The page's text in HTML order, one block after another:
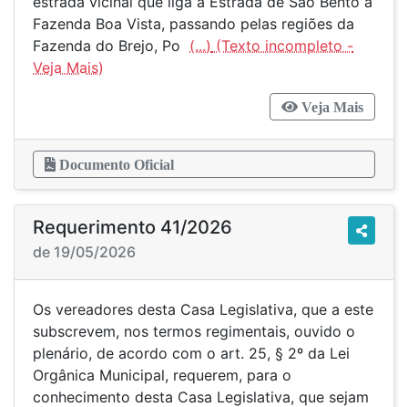
Fazenda Boa Vista, passando pelas regiões da
Fazenda do Brejo, Po (...)
Veja Mais
Documento Oficial
Requerimento 41/2026
de 19/05/2026
Os vereadores desta Casa Legislativa, que a este
subscrevem, nos termos regimentais, ouvido o
plenário, de acordo com o art. 25, § 2º da Lei
Orgânica Municipal, requerem, para o
conhecimento desta Casa Legislativa, que sejam